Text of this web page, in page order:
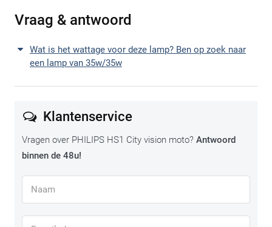
Vraag & antwoord
Wat is het wattage voor deze lamp? Ben op zoek naar
een lamp van 35w/35w
Klantenservice
Vragen over PHILIPS HS1 City vision moto? Antwoord
binnen de 48u!